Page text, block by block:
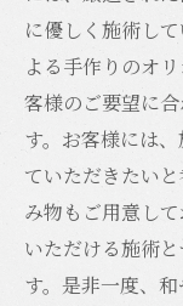
に優しく施術し
よる手作りのオ
客様のご要望に
す。お客様には
ていただきたい
み物もご用意し
いただける施術
す。是非一度、